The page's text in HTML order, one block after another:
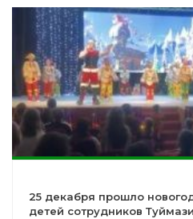
25 декабря прошло
детей сотрудников